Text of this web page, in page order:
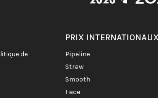
PRIX
pipeline
straw
smooth
face